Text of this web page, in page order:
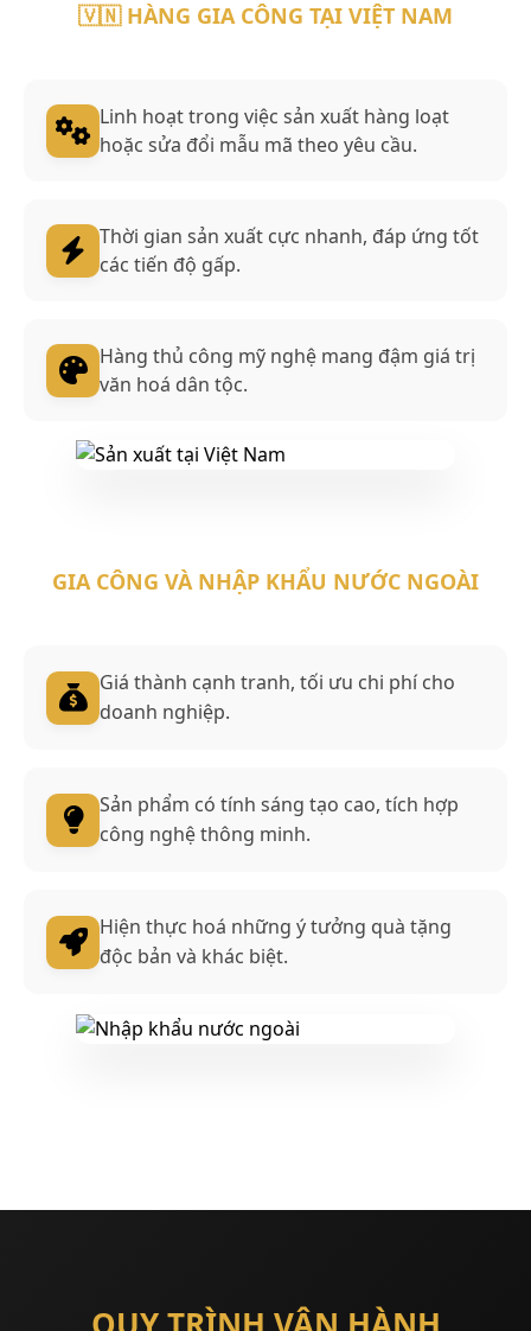
🇻🇳 HÀNG GIA CÔNG TẠI VIỆT NAM
Linh hoạt trong việc sản xuất hàng loạt
hoặc sửa đổi mẫu mã theo yêu cầu.
Thời gian sản xuất cực nhanh, đáp ứng tốt
các tiến độ gấp.
Hàng thủ công mỹ nghệ mang đậm giá trị
văn hoá dân tộc.
GIA CÔNG VÀ NHẬP KHẨU NƯỚC NGOÀI
Giá thành cạnh tranh, tối ưu chi phí cho
doanh nghiệp.
Sản phẩm có tính sáng tạo cao, tích hợp
công nghệ thông minh.
Hiện thực hoá những ý tưởng quà tặng
độc bản và khác biệt.